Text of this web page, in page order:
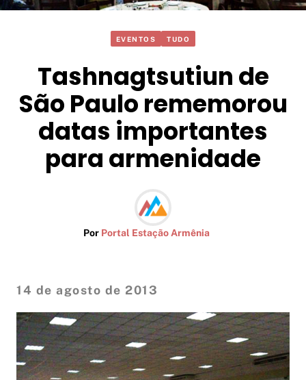
EVENTOS TUDO
Tashnagtsutiun de
São Paulo rememorou
datas importantes
para armenidade
Por Portal Estação Armênia
14 de agosto de 2013